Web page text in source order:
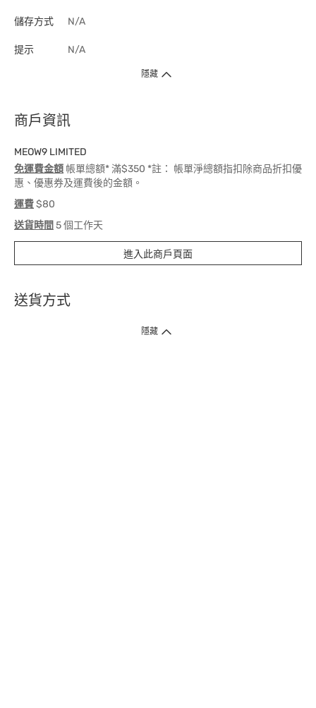
儲存方式 N/A
提示 N/A
隱藏
商戶資訊
MEOW9 LIMITED
免運費金額 帳單總額* 滿$350 *註： 帳單淨總額指扣除商品折扣優
惠、優惠券及運費後的金額。
運費$80
送貨時間 5 個工作天
進入此商戶頁面
送貨方式
1. 送貨到府（受衛生署條例規管產品除外 ）
隱藏